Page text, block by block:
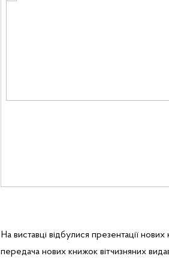
На виставці відбулися презентації
передача нових книжок вітчизняних